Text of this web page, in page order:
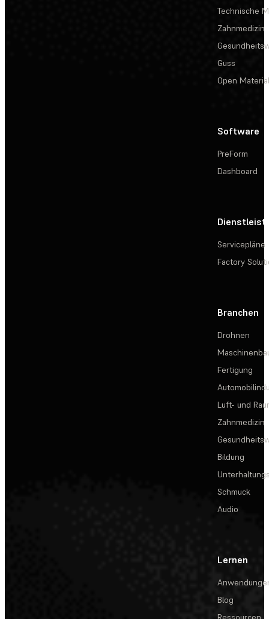
Technische
Zahnmedizin
Guss
Open
Software
PreForm
Dashboard
Servicepläne
Factory
Branchen
Drohnen
Fertigung
Luft- und
Zahnmedizin
Bildung
Schmuck
Audio
Lernen
Blog